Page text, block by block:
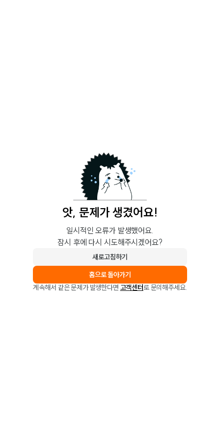
앗, 문제가 생겼어요!
일시적인 오류가 발생했어요.
잠시 후에 다시 시도해주시겠어요?
새로고침하기
홈으로 돌아가기
계속해서 같은 문제가 발생한다면 고객센터로 문의해주세요.